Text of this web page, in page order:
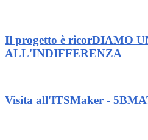
Il progetto è ricorDIAMO
ALL'INDIFFERENZA
Visita all'ITSMaker -